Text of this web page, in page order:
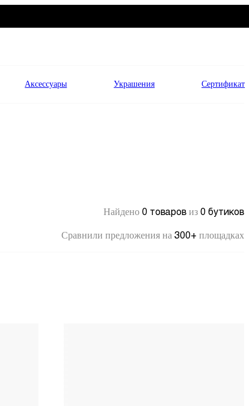
Аксессуары Украшения Сертификат
Найдено 0 товаров из 0 бутиков
Сравнили предложения на 300+ площадках